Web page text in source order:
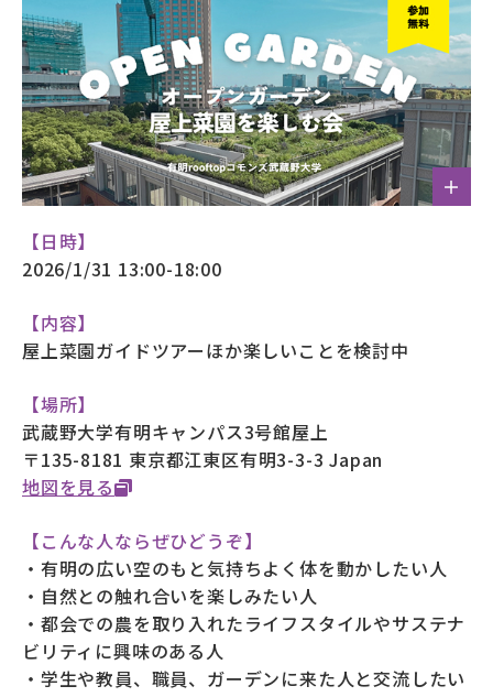
【日時】
2026/1/31 13:00-18:00
【内容】
屋上菜園ガイドツアーほか楽しいことを検討中
【場所】
武蔵野大学有明キャンパス3号館屋上
〒135-8181 東京都江東区有明3-3-3 Japan
地図を見る
【こんな人ならぜひどうぞ】
・有明の広い空のもと気持ちよく体を動かしたい人
・自然との触れ合いを楽しみたい人
・都会での農を取り入れたライフスタイルやサステナ
ビリティに興味のある人
・学生や教員、職員、ガーデンに来た人と交流したい